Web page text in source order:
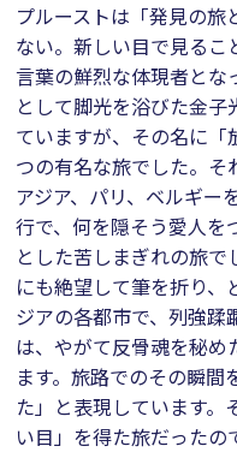
プルーストは「発見の
ない。新しい目で見る
言葉の鮮烈な体現者とな
として脚光を浴びた金
ていますが、その名に「
つの有名な旅でした。
アジア、パリ、ベルギー
行で、何を隠そう愛人を
とした苦しまぎれの旅
にも絶望して筆を折り
ジアの各都市で、列強
は、やがて反骨魂を秘め
ます。旅路でのその瞬間
た」と表現しています。
い目」を得た旅だったの